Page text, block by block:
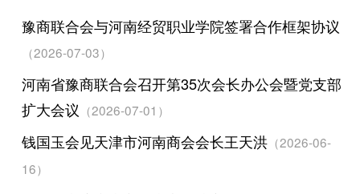
豫商联合会与河南经贸职业学院签署合作框架协议
（2026-07-03）
河南省豫商联合会召开第35次会长办公会暨党支部
扩大会议 （2026-07-01）
钱国玉会见天津市河南商会会长王天洪（2026-06-
16）